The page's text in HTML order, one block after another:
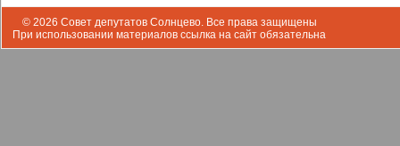
© 2026 Совет депутатов Солнцево. Все права защищены
При использовании материалов ссылка на сайт обязательна